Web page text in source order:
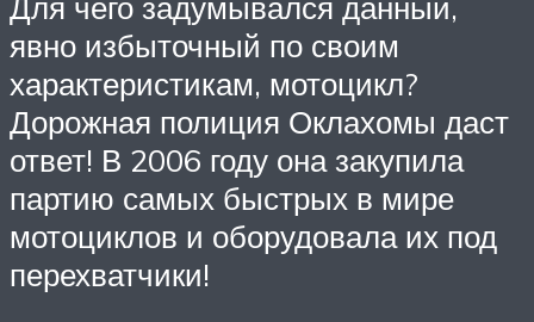
явно избыточный по своим
характеристикам, мотоцикл?
Дорожная полиция Оклахомы даст
ответ! В 2006 году она закупила
партию самых быстрых в мире
мотоциклов и оборудовала их под
перехватчики!